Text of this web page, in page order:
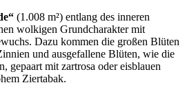
(1.008 m²) entlang des inneren
wolkigen Grundcharakter mit
Dazu kommen die großen Blüten
und ausgefallene Blüten, wie die
gepaart mit zartrosa oder eisblauen
Ziertabak.